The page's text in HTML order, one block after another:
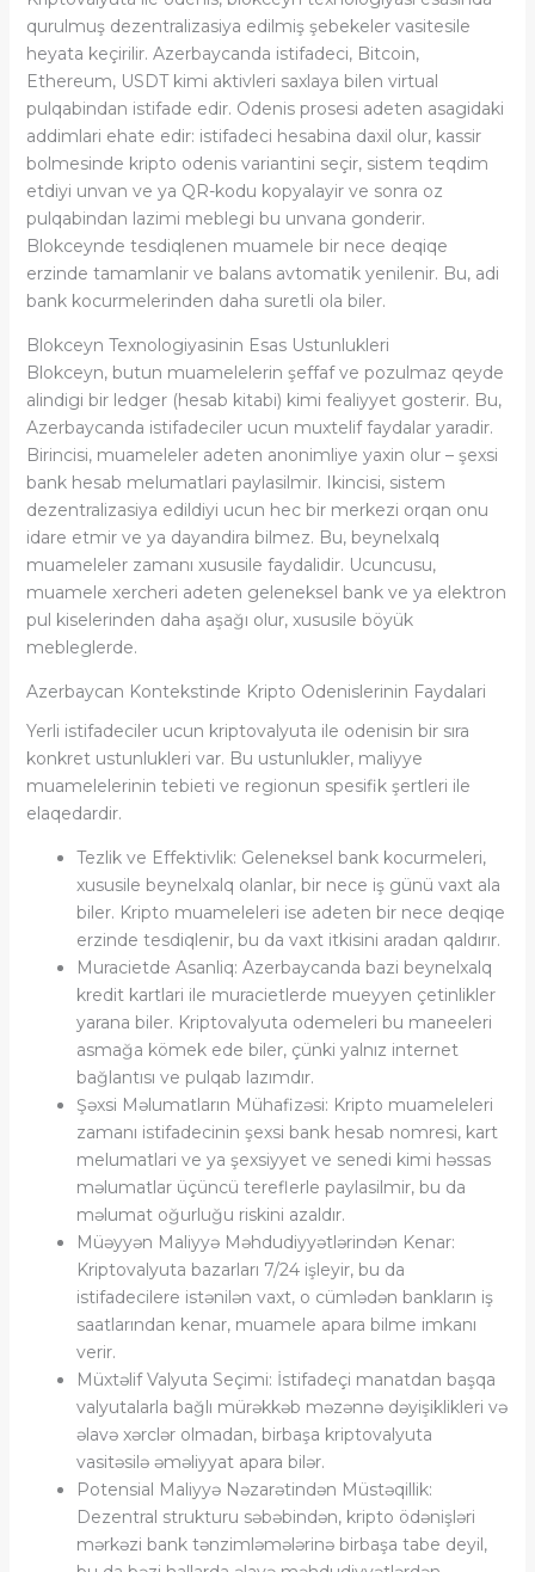
qurulmuş dezentralizasiya edilmiş şebekeler vasitesile
heyata keçirilir. Azerbaycanda istifadeci, Bitcoin,
Ethereum, USDT kimi aktivleri saxlaya bilen virtual
pulqabindan istifade edir. Odenis prosesi adeten asagidaki
addimlari ehate edir: istifadeci hesabina daxil olur, kassir
bolmesinde kripto odenis variantini seçir, sistem teqdim
etdiyi unvan ve ya QR-kodu kopyalayir ve sonra oz
pulqabindan lazimi meblegi bu unvana gonderir.
Blokceynde tesdiqlenen muamele bir nece deqiqe
erzinde tamamlanir ve balans avtomatik yenilenir. Bu, adi
bank kocurmelerinden daha suretli ola biler.
Blokceyn Texnologiyasinin Esas Ustunlukleri
Blokceyn, butun muamelelerin şeffaf ve pozulmaz qeyde
alindigi bir ledger (hesab kitabi) kimi fealiyyet gosterir. Bu,
Azerbaycanda istifadeciler ucun muxtelif faydalar yaradir.
Birincisi, muameleler adeten anonimliye yaxin olur – şexsi
bank hesab melumatlari paylasilmir. Ikincisi, sistem
dezentralizasiya edildiyi ucun hec bir merkezi orqan onu
idare etmir ve ya dayandira bilmez. Bu, beynelxalq
muameleler zamanı xususile faydalidir. Ucuncusu,
muamele xercheri adeten geleneksel bank ve ya elektron
pul kiselerinden daha aşağı olur, xususile böyük
mebleglerde.
Azerbaycan Kontekstinde Kripto Odenislerinin Faydalari
Yerli istifadeciler ucun kriptovalyuta ile odenisin bir sıra
konkret ustunlukleri var. Bu ustunlukler, maliyye
muamelelerinin tebieti ve regionun spesifik şertleri ile
elaqedardir.
Tezlik ve Effektivlik: Geleneksel bank kocurmeleri,
xususile beynelxalq olanlar, bir nece iş günü vaxt ala
biler. Kripto muameleleri ise adeten bir nece deqiqe
erzinde tesdiqlenir, bu da vaxt itkisini aradan qaldırır.
Muracietde Asanliq: Azerbaycanda bazi beynelxalq
kredit kartlari ile muracietlerde mueyyen çetinlikler
yarana biler. Kriptovalyuta odemeleri bu maneeleri
asmağa kömek ede biler, çünki yalnız internet
bağlantısı ve pulqab lazımdır.
Şəxsi Məlumatların Mühafizəsi: Kripto muameleleri
zamanı istifadecinin şexsi bank hesab nomresi, kart
melumatlari ve ya şexsiyyet ve senedi kimi həssas
məlumatlar üçüncü tereflerle paylasilmir, bu da
məlumat oğurluğu riskini azaldır.
Müəyyən Maliyyə Məhdudiyyətlərindən Kenar:
Kriptovalyuta bazarları 7/24 işleyir, bu da
istifadecilere istənilən vaxt, o cümlədən bankların iş
saatlarından kenar, muamele apara bilme imkanı
verir.
Müxtəlif Valyuta Seçimi: İstifadeçi manatdan başqa
valyutalarla bağlı mürəkkəb məzənnə dəyişiklikleri və
əlavə xərclər olmadan, birbaşa kriptovalyuta
vasitəsilə əməliyyat apara bilər.
Potensial Maliyyə Nəzarətindən Müstəqillik:
Dezentral strukturu səbəbindən, kripto ödənişləri
mərkəzi bank tənzimləmələrinə birbaşa tabe deyil,